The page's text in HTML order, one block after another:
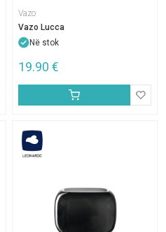
Vazo
Vazo Lucca
Në stok
19.90 €